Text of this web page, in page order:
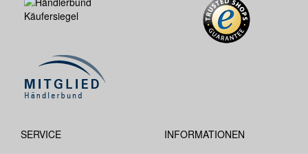
SERVICE
INFORMATIONEN